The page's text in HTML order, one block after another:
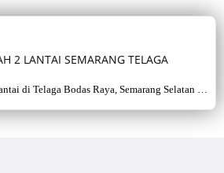
2 LANTAI SEMARANG TELAGA
di Telaga Bodas Raya, Semarang Selatan –
Lingkungan asri & strategis.